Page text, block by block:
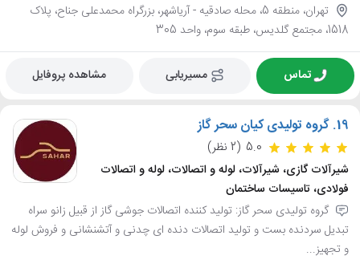
تهران، منطقه 5، محله صادقيه - آرياشهر، بزرگراه محمدعلی جناح، پلاک
1518، مجتمع گلدیس، طبقه سوم، واحد 305
تماس مسیریابی مشاهده پروفایل
19. گروه تولیدی کیان سحر گاز
5.0 (2 نظر)
شیرآلات گازی، شیرآلات، لوله و اتصالات، لوله و اتصالات
فولادی، تاسیسات ساختمان
گروه تولیدی سحر گاز: تولید کننده اتصالات جوشی گاز از قبیل زانو سراه
تبدیل سردنده بست و تولید اتصالات دنده ای چدنی و آتشنشانی و فروش لوله
و تجهیز...